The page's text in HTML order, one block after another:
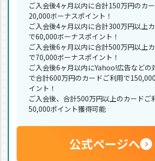
ご入会後4ヶ月以内に合計150万円のカ
20,000ボーナスポイント！
ご入会後4ヶ月以内に合計300万円以上
で60,000ボーナスポイント！
ご入会後6ヶ月以内に合計500万円以上
で70,000ボーナスポイント！
ご入会後6ヶ月以内にYahoo!広告などの
で合計600万円のカードご利用で
イント！
ご入会後、合計500万円以上のカードご
50,000ポイント獲得可能
公式ページへ